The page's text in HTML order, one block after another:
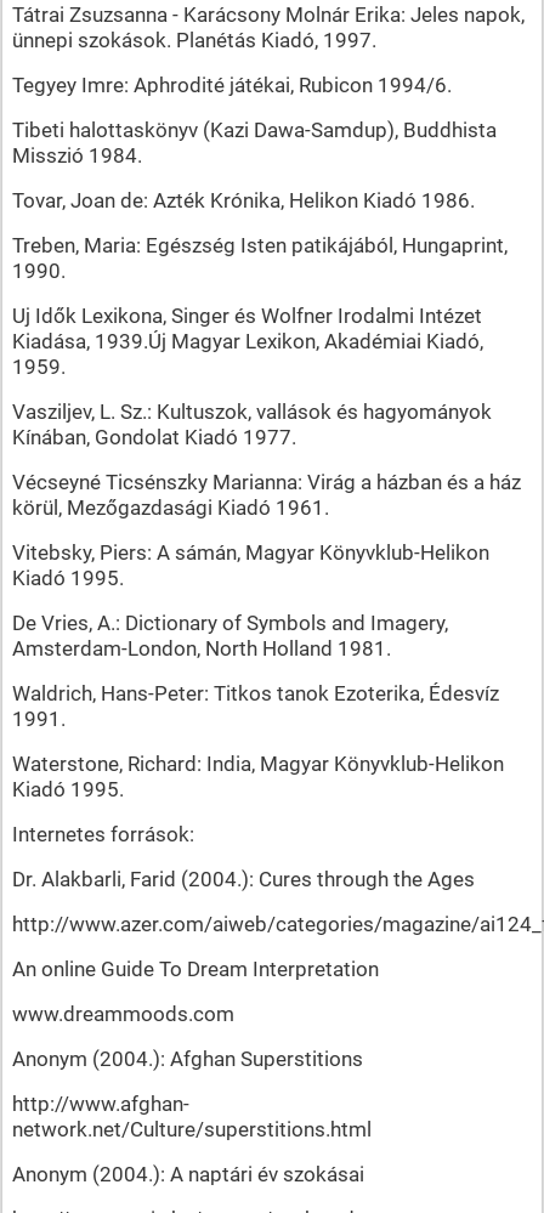
Tátrai Zsuzsanna - Karácsony Molnár Erika: Jeles napok,
ünnepi szokások. Planétás Kiadó, 1997.
Tegyey Imre: Aphrodité játékai, Rubicon 1994/6.
Tibeti halottaskönyv (Kazi Dawa-Samdup), Buddhista
Misszió 1984.
Tovar, Joan de: Azték Krónika, Helikon Kiadó 1986.
Treben, Maria: Egészség Isten patikájából, Hungaprint,
1990.
Uj Idők Lexikona, Singer és Wolfner Irodalmi Intézet
Kiadása, 1939.Új Magyar Lexikon, Akadémiai Kiadó,
1959.
Vasziljev, L. Sz.: Kultuszok, vallások és hagyományok
Kínában, Gondolat Kiadó 1977.
Vécseyné Ticsénszky Marianna: Virág a házban és a ház
körül, Mezőgazdasági Kiadó 1961.
Vitebsky, Piers: A sámán, Magyar Könyvklub-Helikon
Kiadó 1995.
De Vries, A.: Dictionary of Symbols and Imagery,
Amsterdam-London, North Holland 1981.
Waldrich, Hans-Peter: Titkos tanok Ezoterika, Édesvíz
1991.
Waterstone, Richard: India, Magyar Könyvklub-Helikon
Kiadó 1995.
Internetes források:
Dr. Alakbarli, Farid (2004.): Cures through the Ages
http://www.azer.com/aiweb/categories/magazine/
An online Guide To Dream Interpretation
www.dreammoods.com
Anonym (2004.): Afghan Superstitions
http://www.afghan-
network.net/Culture/superstitions.html
Anonym (2004.): A naptári év szokásai